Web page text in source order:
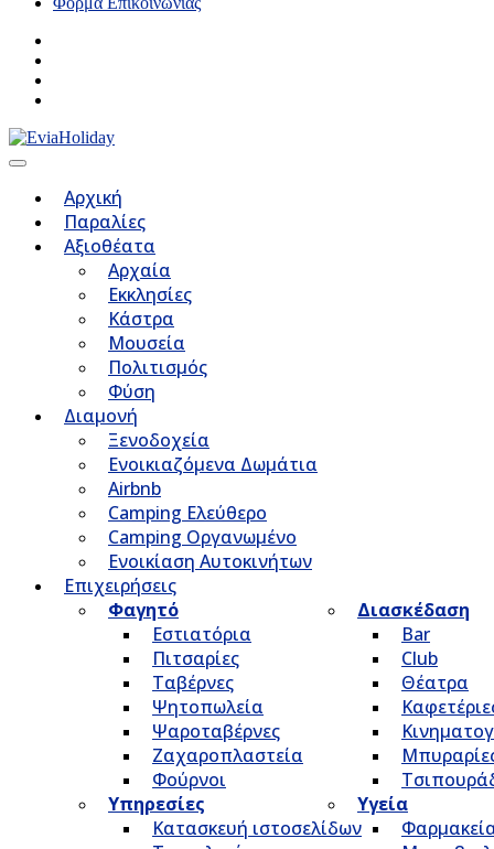
Αρχική
Παραλίες
Αξιοθέατα
Αρχαία
Εκκλησίες
Κάστρα
Μουσεία
Πολιτισμός
Φύση
Διαμονή
Ξενοδοχεία
Ενοικιαζόμενα Δωμάτια
Airbnb
Camping Ελεύθερο
Camping Οργανωμένο
Ενοικίαση Αυτοκινήτων
Επιχειρήσεις
Φαγητό
Εστιατόρια
Πιτσαρίες
Ταβέρνες
Ψητοπωλεία
Ψαροταβέρνες
Ζαχαροπλαστεία
Φούρνοι
Διασκέδαση
Bar
Club
Θέατρα
Υπηρεσίες
Κατασκευή ιστοσελίδων
Υγεία